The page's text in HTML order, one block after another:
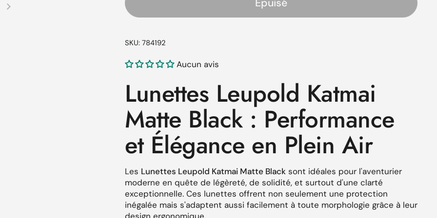
Diapositive suivante
Épuisé
SKU: 784192
Aucun avis
Lunettes Leupold Katmai
Matte Black : Performance
et Élégance en Plein Air
Les Lunettes Leupold Katmai Matte Black sont idéales pour l'aventurier
moderne en quête de légèreté, de solidité, et surtout d'une clarté
exceptionnelle. Ces lunettes offrent non seulement une protection
inégalée mais s'adaptent aussi facilement à toute morphologie grâce à leur